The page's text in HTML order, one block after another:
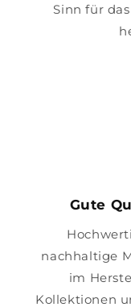
Sinn für
Gute
nachhaltige
im
Kollektionen